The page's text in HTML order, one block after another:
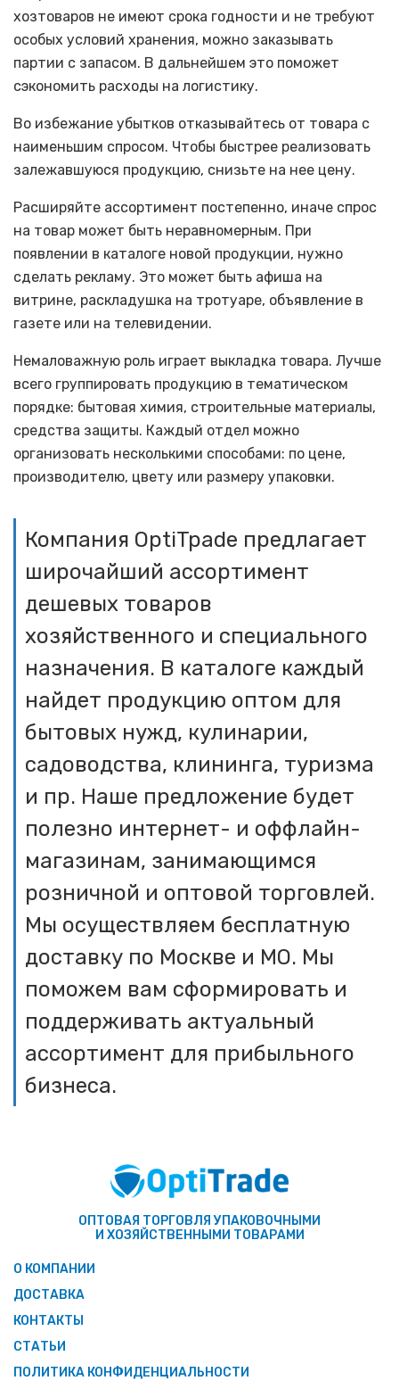
хозтоваров не имеют срока годности и не требуют
особых условий хранения, можно заказывать
партии с запасом. В дальнейшем это поможет
сэкономить расходы на логистику.
Во избежание убытков отказывайтесь от товара с
наименьшим спросом. Чтобы быстрее реализовать
залежавшуюся продукцию, снизьте на нее цену.
Расширяйте ассортимент постепенно, иначе спрос
на товар может быть неравномерным. При
появлении в каталоге новой продукции, нужно
сделать рекламу. Это может быть афиша на
витрине, раскладушка на тротуаре, объявление в
газете или на телевидении.
Немаловажную роль играет выкладка товара. Лучше
всего группировать продукцию в тематическом
порядке: бытовая химия, строительные материалы,
средства защиты. Каждый отдел можно
организовать несколькими способами: по цене,
производителю, цвету или размеру упаковки.
Компания OptiTpade предлагает
широчайший ассортимент
дешевых товаров
хозяйственного и специального
назначения. В каталоге каждый
найдет продукцию оптом для
бытовых нужд, кулинарии,
садоводства, клининга, туризма
и пр. Наше предложение будет
полезно интернет- и оффлайн-
магазинам, занимающимся
розничной и оптовой торговлей.
Мы осуществляем бесплатную
доставку по Москве и МО. Мы
поможем вам сформировать и
поддерживать актуальный
ассортимент для прибыльного
бизнеса.
ОПТОВАЯ ТОРГОВЛЯ УПАКОВОЧНЫМИ
И ХОЗЯЙСТВЕННЫМИ ТОВАРАМИ
О КОМПАНИИ
ДОСТАВКА
КОНТАКТЫ
СТАТЬИ
ПОЛИТИКА КОНФИДЕНЦИАЛЬНОСТИ